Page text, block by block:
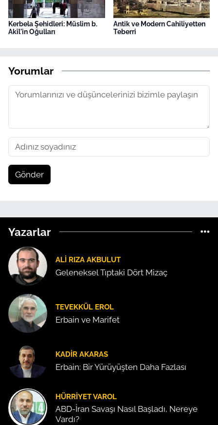
Kerbela Şehidleri: Müslim b.
Akîl'in Oğulları
Antik ve Modern Cahiliyetten
Teberri
Yorumlar
Gönder
Yazarlar
ALI RIZA AKBULUT
Geleneksel Tıptaki Dört Mizaç
TEVEKKÜL EROL
Erbain ve Marifet
KADIR AKARAS
Erbain: Bir Yürüyüşten Daha Fazlası
HÜRRIYET VAROL
ABD-İran Savaşı Nasıl Başladı, Nereye
Vardı?